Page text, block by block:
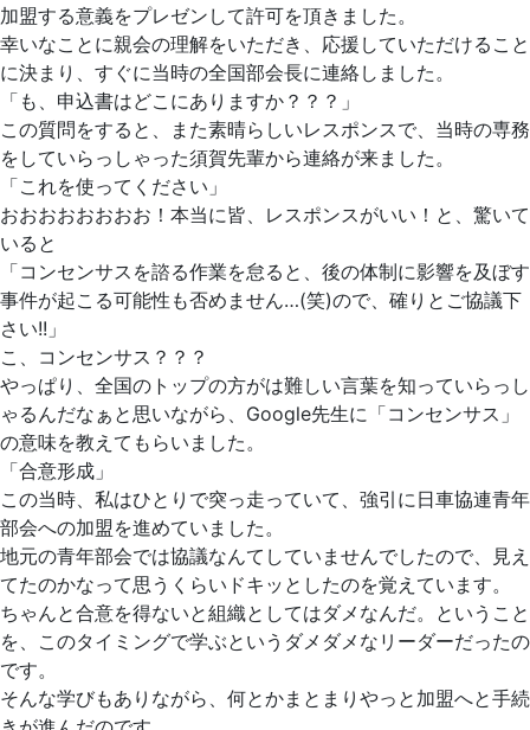
加盟する意義をプレゼンして許可を頂きました。
幸いなことに親会の理解をいただき、応援していただけること
に決まり、すぐに当時の全国部会長に連絡しました。
「も、申込書はどこにありますか？？？」
この質問をすると、また素晴らしいレスポンスで、当時の専務
をしていらっしゃった須賀先輩から連絡が来ました。
「これを使ってください」
おおおおおおおお！本当に皆、レスポンスがいい！と、驚いて
いると
「コンセンサスを諮る作業を怠ると、後の体制に影響を及ぼす
事件が起こる可能性も否めません…(笑)ので、確りとご協議下
さい!!」
こ、コンセンサス？？？
やっぱり、全国のトップの方がは難しい言葉を知っていらっし
ゃるんだなぁと思いながら、Google先生に「コンセンサス」
の意味を教えてもらいました。
「合意形成」
この当時、私はひとりで突っ走っていて、強引に日車協連青年
部会への加盟を進めていました。
地元の青年部会では協議なんてしていませんでしたので、見え
てたのかなって思うくらいドキッとしたのを覚えています。
ちゃんと合意を得ないと組織としてはダメなんだ。ということ
を、このタイミングで学ぶというダメダメなリーダーだったの
です。
そんな学びもありながら、何とかまとまりやっと加盟へと手続